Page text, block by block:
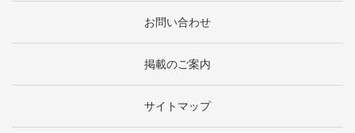
お問い合わせ
掲載のご案内
サイトマップ